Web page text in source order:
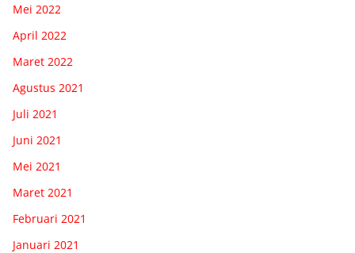
Mei 2022
April 2022
Maret 2022
Agustus 2021
Juli 2021
Juni 2021
Mei 2021
Maret 2021
Februari 2021
Januari 2021